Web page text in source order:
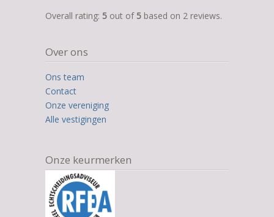
5,0
on
12.345
ratings
Overall rating: 5 out of 5 based on 2 reviews.
Over ons
Ons team
Contact
Onze vereniging
Alle vestigingen
Onze keurmerken